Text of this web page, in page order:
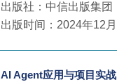
出版社：中信出版集团
出版时间：2024年12月
AI Agent应用与项目实战